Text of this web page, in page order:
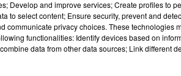
réussir ?
Develop and improve services; Create profiles to
to select content; Ensure security, prevent and
communicate privacy choices. These technologies
functionalities: Identify devices based on
data from other data sources; Link different